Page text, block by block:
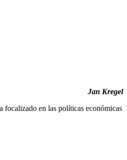
Jan Kregel
focalizado en las políticas económicas